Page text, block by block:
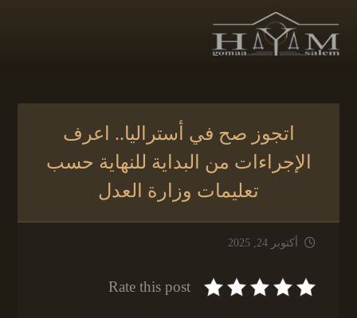
اتجوز صح في أستراليا.. اعرف
الإجراءات من البداية للنهاية حسب
تعليمات وزارة العدل
أكتوبر 24, 2025
Rate this post